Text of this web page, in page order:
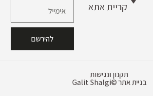
קריית אתא
להירשם
Galit Shalgi©בניית אתר
תקנון ונגישות